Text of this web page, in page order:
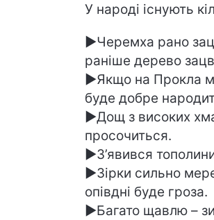
У народі існують
►Черемха рано
раніше дерево
►Якщо на Прокла
буде добре
►Дощ з високих
просочиться.
►З’явився
►Зірки сильно
опівдні буде гроза.
►Багато щавлю –